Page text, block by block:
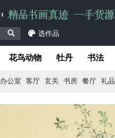
选作品
花鸟动物 牡丹 书法
办公室 客厅 玄关 书房 餐厅 礼品